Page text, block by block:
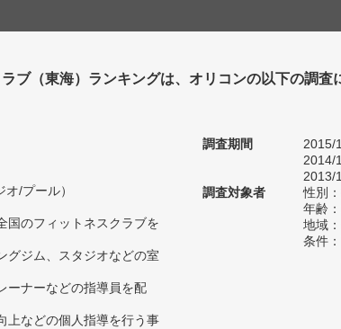
ブ（東海）ランキングは、オリコンの以下の調査
/プール）
国のフィットネスクラブを
グジム、スタジオなどの室
ーナーなどの指導員を配
上などの個人指導を行う事
調査期間
2015/
2014/
2013/
調査対象者
性別
年齢
地域
条件